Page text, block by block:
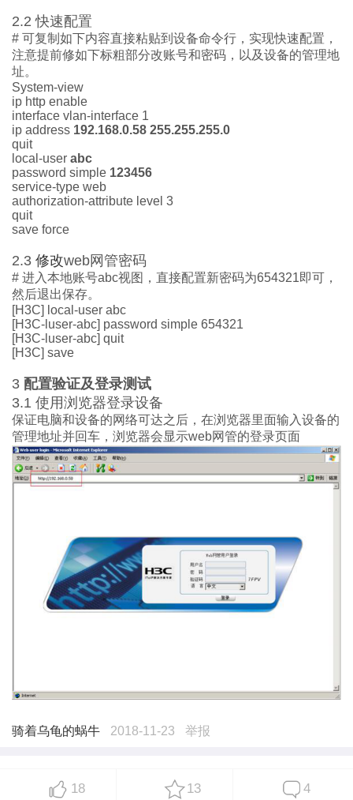
2.2快速配置
# 可复制 如下内容直接粘贴到设备命令行， 实现快速配置，
注意提前修如下标粗部分改账号和密码， 以及设备的管理地
址。
System-view
ip http enable
interface vlan-interface 1
ip address 192.168.0.58255.255.255.0
quit
local-user abc
password simple 123456
service-type web
authorization-attribute level 3
quit
saveforce
2.3 修改web网管密码
# 进入本地账号abc视图，直接配置新密码为654321即可，
然后退出保存。
[H3C] local-user abc
[H3C-luser-abc] password simple 654321
[H3C-luser-abc] quit
[H3C] save
3 配置验证及登录测试
3.1 使用浏览器登录设备
保证电脑和设备的网络可达之后，在浏览器里面输入设备的
管理地址并回车，浏览器会显示web网管的登录页面
骑着乌龟的蜗牛 2018-11-23 举报
18 13 4